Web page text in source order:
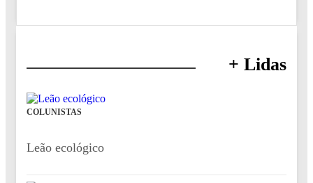
+ Lidas
COLUNISTAS
Leão ecológico